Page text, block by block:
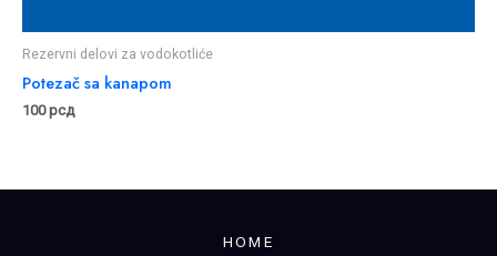
Rezervni delovi za vodokotliće
Potezač sa kanapom
100рсд
HOME